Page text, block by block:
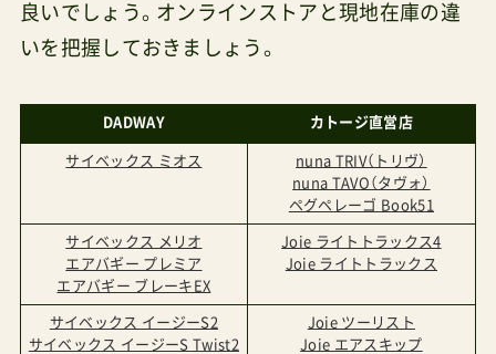
良いでしょう。オンラインストアと現地在庫の違
いを把握しておきましょう。
DADWAY カトージ直営店
サイベックス ミオス
nuna TRIV（トリヴ）
nuna TAVO（タヴォ）
ペグペレーゴ Book51
サイベックス メリオ
エアバギー プレミア
エアバギー ブレーキEX
Joie ライトトラックス4
Joie ライトトラックス
サイベックス イージーS2
サイベックス イージーS Twist2
Joie ツーリスト
Joie エアスキップ